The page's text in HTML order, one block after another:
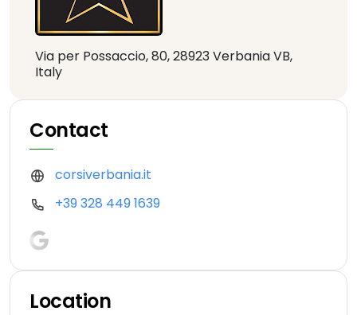
Via per Possaccio, 80, 28923 Verbania VB,
Italy
Contact
corsiverbania.it
+39 328 449 1639
Location